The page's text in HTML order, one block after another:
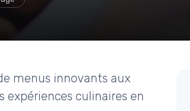
menus innovants aux
culinaires en